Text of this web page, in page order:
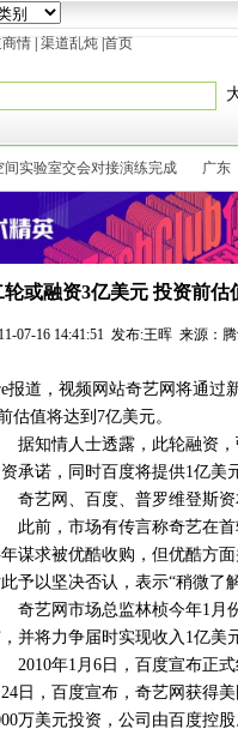
情 渠道乱炖 首页
间实验室交会对接演练完成
广东
或融资3亿美元 投资前估
07-16 14:41:51 发布:王晖 来源：
报道，视频网站奇艺网将通过
估值将达到7亿美元。
据知情人士透露，此轮融资
承诺，同时百度将提供1亿美
奇艺网、百度、普罗维登斯
此前，市场有传言称奇艺在
谋求被优酷收购，但优酷方
予以坚决否认，表示“稍微了
奇艺网市场总监林桢今年1月
并将力争届时实现收入1亿美
2010年1月6日，百度宣布正
24日，百度宣布，奇艺网获得
万美元投资，公司由百度控